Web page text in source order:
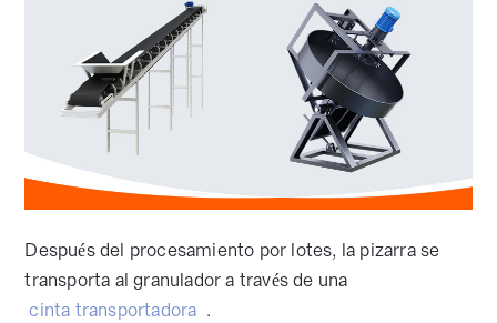
Después del procesamiento por lotes, la pizarra se
transporta al granulador a través de una
cinta transportadora .